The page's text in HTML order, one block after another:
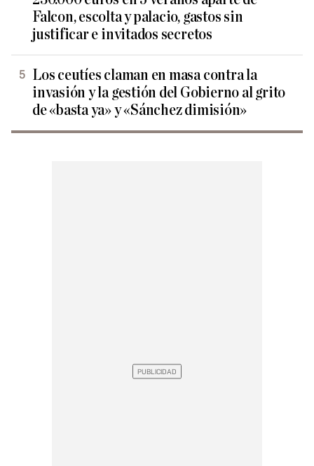
Falcon, escolta y palacio, gastos sin
justificar e invitados secretos
Los ceutíes claman en masa contra la
invasión y la gestión del Gobierno al grito
de «basta ya» y «Sánchez dimisión»